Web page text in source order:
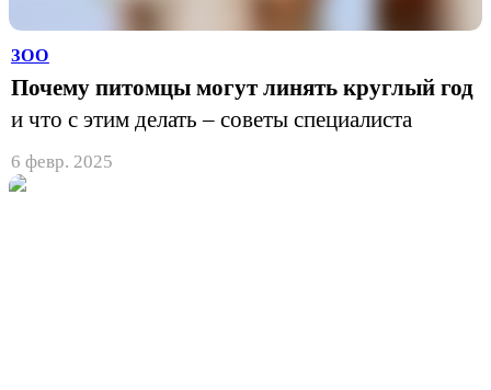
ЗОО
Почему питомцы могут линять круглый год
и что с этим делать – советы специалиста
6 февр. 2025